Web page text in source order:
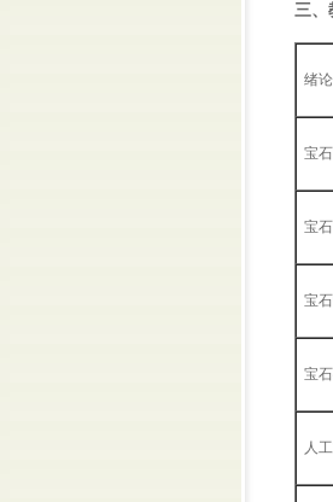
三、
绪论
宝
宝
宝
宝
人